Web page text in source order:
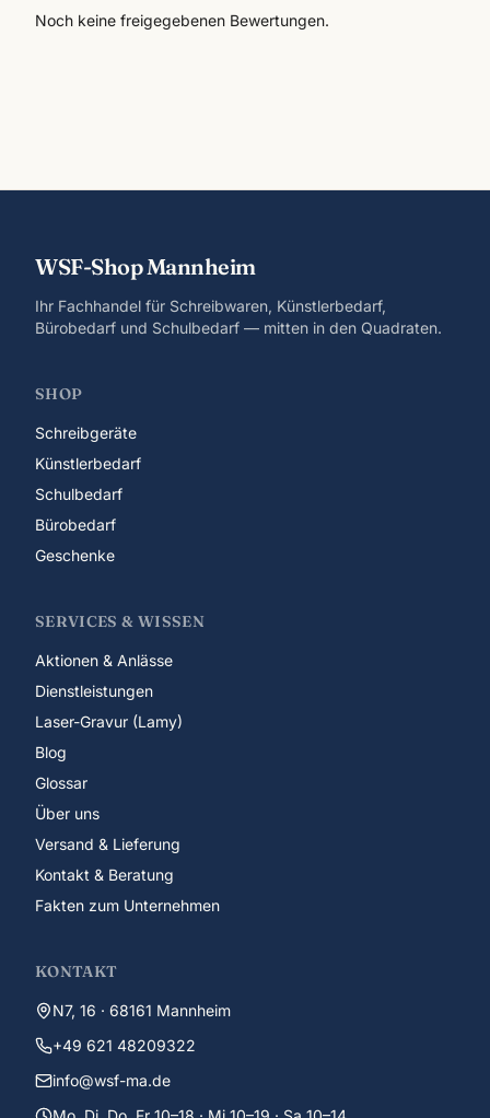
Noch keine freigegebenen Bewertungen.
WSF-Shop Mannheim
Ihr Fachhandel für Schreibwaren, Künstlerbedarf,
Bürobedarf und Schulbedarf — mitten in den Quadraten.
SHOP
Schreibgeräte
Künstlerbedarf
Schulbedarf
Bürobedarf
Geschenke
SERVICES & WISSEN
Aktionen & Anlässe
Dienstleistungen
Laser-Gravur (Lamy)
Blog
Glossar
Über uns
Versand & Lieferung
Kontakt & Beratung
Fakten zum Unternehmen
KONTAKT
N7, 16 · 68161 Mannheim
+49 621 48209322
info@wsf-ma.de